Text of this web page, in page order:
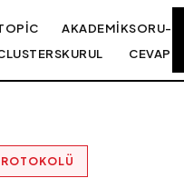
AKADEMIK
KURUL
SORU-
CEVAP